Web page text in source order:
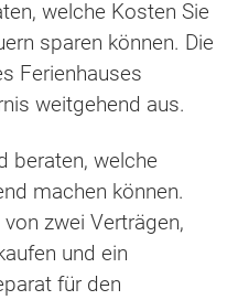
welche Kosten Sie
sparen können. Die
Ferienhauses
weitgehend aus.
beraten, welche
machen können.
zwei Verträgen,
und ein
für den